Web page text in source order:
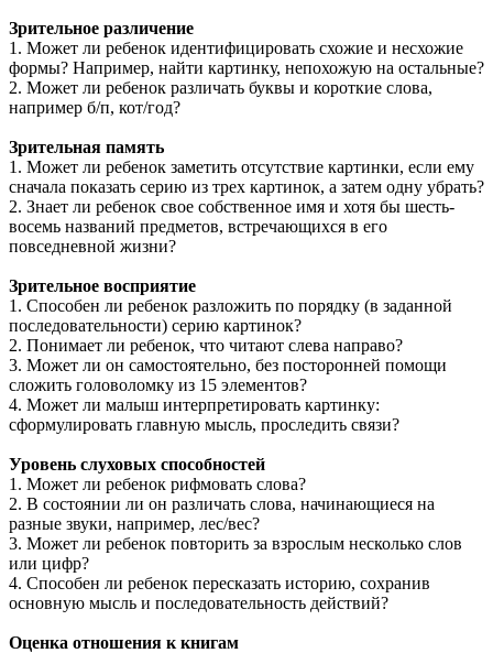
Зрительное различение
1. Может ли ребенок идентифицировать схожие и несхожие
формы? Например, найти картинку, непохожую на остальные?
2. Может ли ребенок различать буквы и короткие слова,
например б/п, кот/год?
Зрительная память
1. Может ли ребенок заметить отсутствие картинки, если ему
сначала показать серию из трех картинок, а затем одну убрать?
2. Знает ли ребенок свое собственное имя и хотя бы шесть-
восемь названий предметов, встречающихся в его
повседневной жизни?
Зрительное восприятие
1. Способен ли ребенок разложить по порядку (в заданной
последовательности) серию картинок?
2. Понимает ли ребенок, что читают слева направо?
3. Может ли он самостоятельно, без посторонней помощи
сложить головоломку из 15 элементов?
4. Может ли малыш интерпретировать картинку:
сформулировать главную мысль, проследить связи?
Уровень слуховых способностей
1. Может ли ребенок рифмовать слова?
2. В состоянии ли он различать слова, начинающиеся на
разные звуки, например, лес/вес?
3. Может ли ребенок повторить за взрослым несколько слов
или цифр?
4. Способен ли ребенок пересказать историю, сохранив
основную мысль и последовательность действий?
Оценка отношения к книгам